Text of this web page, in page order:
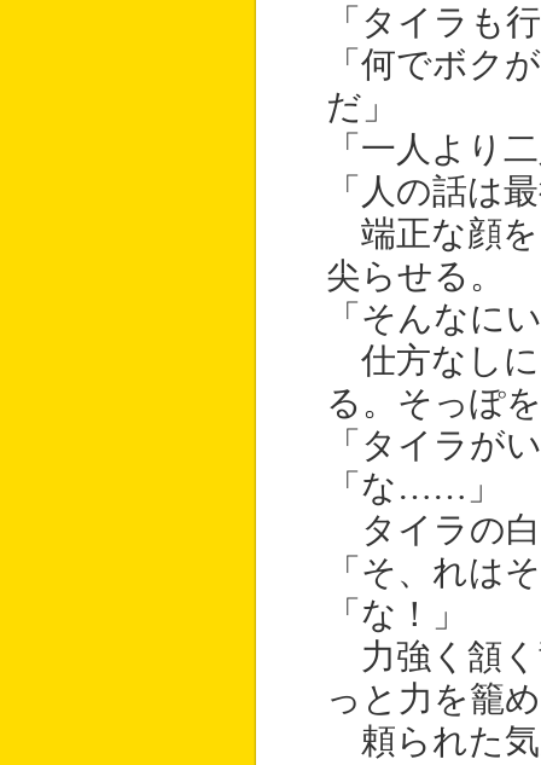
「タイラも
「何でボク
だ」
「一人より
「人の話は
端正な顔を
尖らせる。
「そんなに
仕方なしに
る。そっぽ
「タイラが
「な……」
タイラの白
「そ、れは
「な！」
力強く頷く
っと力を籠
頼られた